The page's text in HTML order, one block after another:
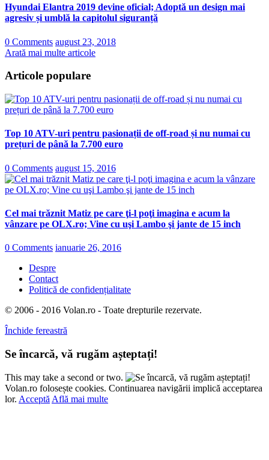
Hyundai Elantra 2019 devine oficial; Adoptă un design mai
agresiv și umblă la capitolul siguranță
0 Comments august 23, 2018
Arată mai multe articole
Articole populare
Top 10 ATV-uri pentru pasionații de off-road și nu numai cu
prețuri de până la 7.700 euro
0 Comments august 15, 2016
Cel mai trăznit Matiz pe care ţi-l poţi imagina e acum la
vânzare pe OLX.ro; Vine cu uşi Lambo şi jante de 15 inch
0 Comments ianuarie 26, 2016
Despre
Contact
Politică de confidențialitate
© 2006 - 2016 Volan.ro - Toate drepturile rezervate.
Închide fereastră
Se încarcă, vă rugăm așteptați!
This may take a second or two.
Volan.ro folosește cookies. Continuarea navigării implică acceptarea
lor. Acceptă Află mai multe